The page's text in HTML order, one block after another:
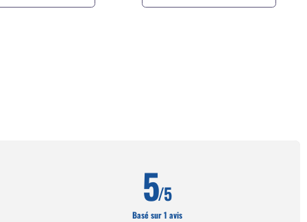
5/5
Basé sur 1 avis